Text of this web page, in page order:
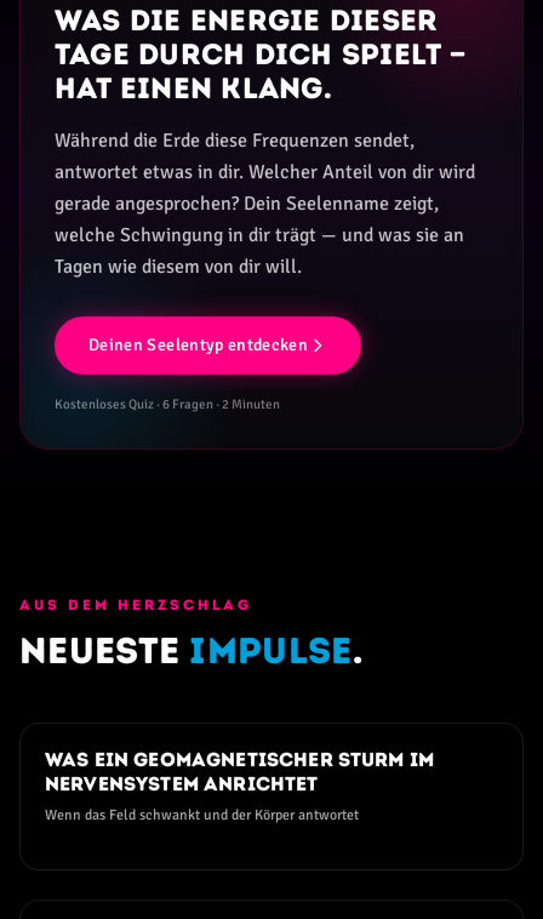
Was die Energie dieser
Tage durch dich spielt —
hat einen Klang.
Während die Erde diese Frequenzen sendet,
antwortet etwas in dir. Welcher Anteil von dir wird
gerade angesprochen? Dein Seelenname zeigt,
welche Schwingung in dir trägt — und was sie an
Tagen wie diesem von dir will.
Deinen Seelentyp entdecken
Kostenloses Quiz · 6 Fragen · 2 Minuten
AUS DEM HERZSCHLAG
Neueste Impulse.
03. AUGUST 2026
Was ein geomagnetischer Sturm im
Nervensystem anrichtet
Wenn das Feld schwankt und der Körper antwortet